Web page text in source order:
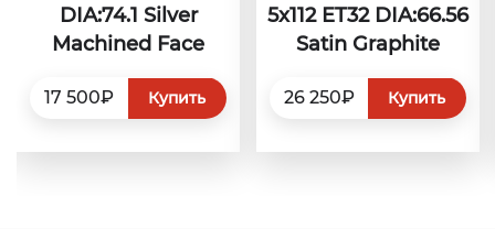
DIA:74.1 Silver
Machined Face
17 500₽ Купить
5x112 ET32 DIA:66.56
Satin Graphite
26 250₽ Купить